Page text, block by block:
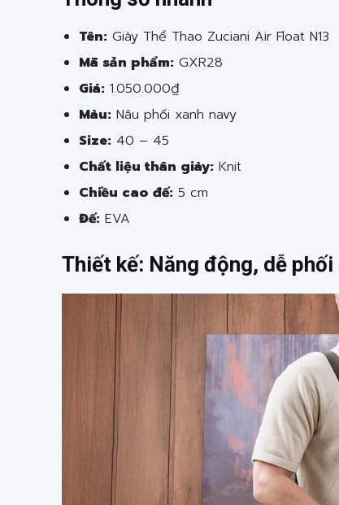
Tên: Giày Thể Thao Zuciani Air Float N13
Mã sản phẩm: GXR28
Giá: 1.050.000₫
Màu: Nâu phối xanh navy
Size: 40 – 45
Chất liệu thân giày: Knit
Chiều cao đế: 5 cm
Đế: EVA
Thiết kế: Năng động, dễ phối